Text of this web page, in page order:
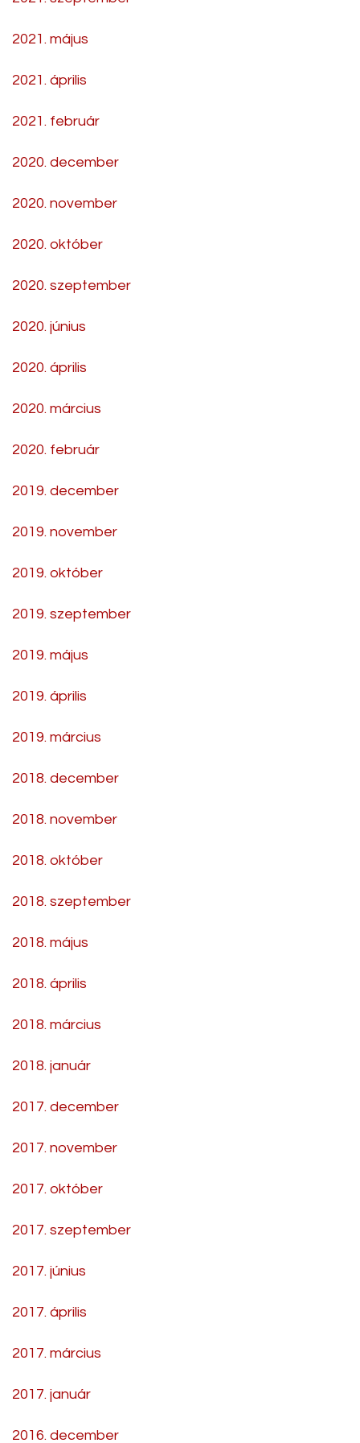
2021. május
2021. április
2021. február
2020. december
2020. november
2020. október
2020. szeptember
2020. június
2020. április
2020. március
2020. február
2019. december
2019. november
2019. október
2019. szeptember
2019. május
2019. április
2019. március
2018. december
2018. november
2018. október
2018. szeptember
2018. május
2018. április
2018. március
2018. január
2017. december
2017. november
2017. október
2017. szeptember
2017. június
2017. április
2017. március
2017. január
2016. december